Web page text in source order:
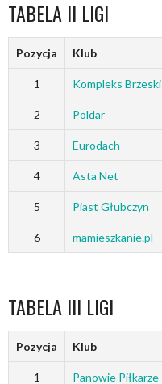
TABELA II LIGI
Pozycja Klub
1 Kompleks Brzeski
2 Poldar
3 Eurodach
4 Asta Net
5 Piast Głubczyn
6 mamieszkanie.pl
TABELA III LIGI
Pozycja Klub
1 Panowie Piłkarze